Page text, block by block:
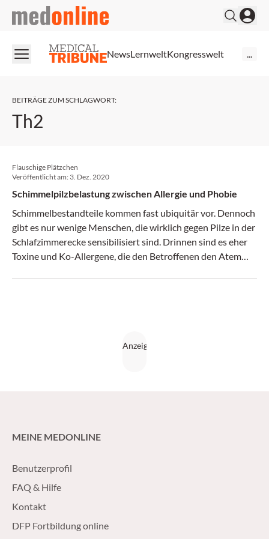
medonline
NewsLernweltKongresswelt
BEITRÄGE ZUM SCHLAGWORT:
Th2
Flauschige Plätzchen
Veröffentlicht am: 3. Dez. 2020
Schimmelpilzbelastung zwischen Allergie und Phobie
Schimmelbestandteile kommen fast ubiquitär vor. Dennoch
gibt es nur wenige Menschen, die wirklich gegen Pilze in der
Schlafzimmerecke sensibilisiert sind. Drinnen sind es eher
Toxine und Ko-Allergene, die den Betroffenen den Atem
MEINE MEDONLINE
Benutzerprofil
FAQ & Hilfe
Kontakt
DFP Fortbildung online